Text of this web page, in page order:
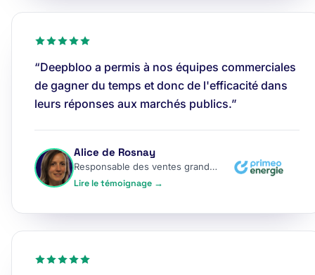
“Deepbloo a permis à nos équipes commerciales
de gagner du temps et donc de l'efficacité dans
leurs réponses aux marchés publics.”
Alice de Rosnay
Responsable des ventes grands comptes
Lire le témoignage →